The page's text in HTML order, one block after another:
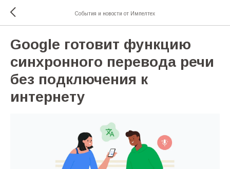
События и новости от Импелтех
Google готовит функцию
синхронного перевода речи
без подключения к
интернету